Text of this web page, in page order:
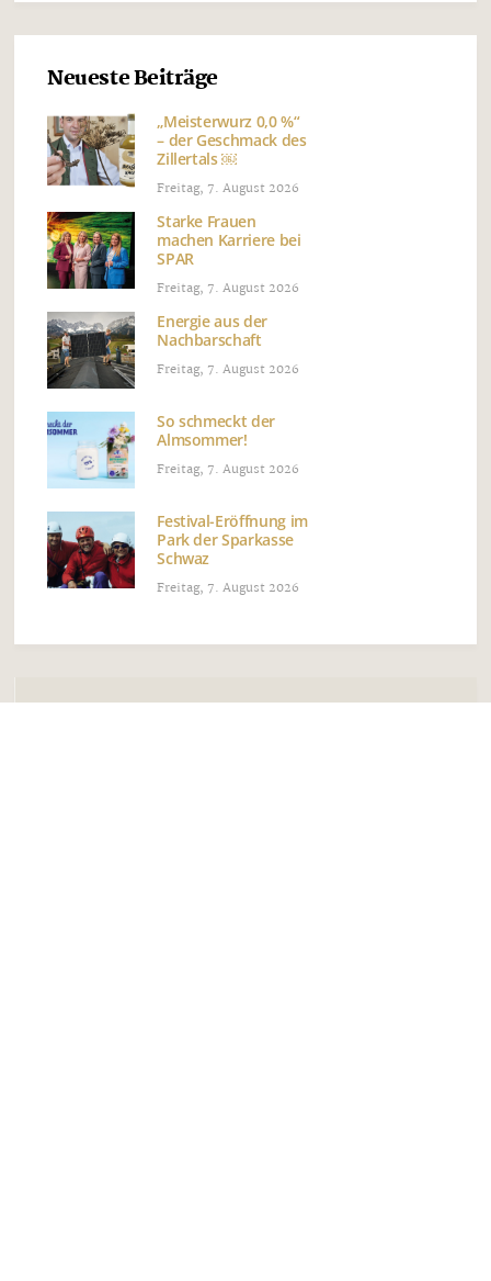
Neueste Beiträge
„Meisterwurz 0,0 %“
– der Geschmack des
Zillertals ￼
Freitag, 7. August 2026
Starke Frauen
machen Karriere bei
SPAR
Freitag, 7. August 2026
Energie aus der
Nachbarschaft
Freitag, 7. August 2026
So schmeckt der
Almsommer!
Freitag, 7. August 2026
Festival-Eröffnung im
Park der Sparkasse
Schwaz
Freitag, 7. August 2026